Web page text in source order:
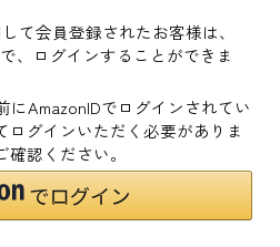
て会員登録されたお客様は、
、ログインすることができま
にAmazonIDでログインされてい
ログインいただく必要がありま
認ください。